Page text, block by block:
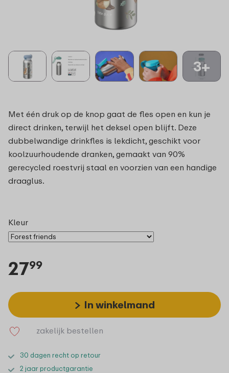
3+
Met één druk op de knop gaat de fles open en kun je
direct drinken, terwijl het deksel open blijft. Deze
dubbelwandige drinkfles is lekdicht, geschikt voor
koolzuurhoudende dranken, gemaakt van 90%
gerecycled roestvrij staal en voorzien van een handige
draaglus.
Kleur
2799
In winkelmand
zakelijk bestellen
30 dagen recht op retour
2 jaar productgarantie